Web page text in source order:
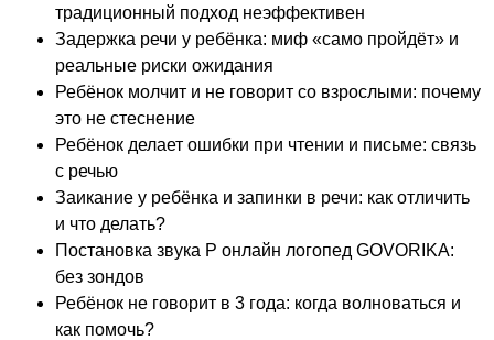
традиционный подход неэффективен
Задержка речи у ребёнка: миф «само пройдёт» и
реальные риски ожидания
Ребёнок молчит и не говорит со взрослыми: почему
это не стеснение
Ребёнок делает ошибки при чтении и письме: связь
с речью
Заикание у ребёнка и запинки в речи: как отличить
и что делать?
Постановка звука Р онлайн логопед GOVORIKA:
без зондов
Ребёнок не говорит в 3 года: когда волноваться и
как помочь?